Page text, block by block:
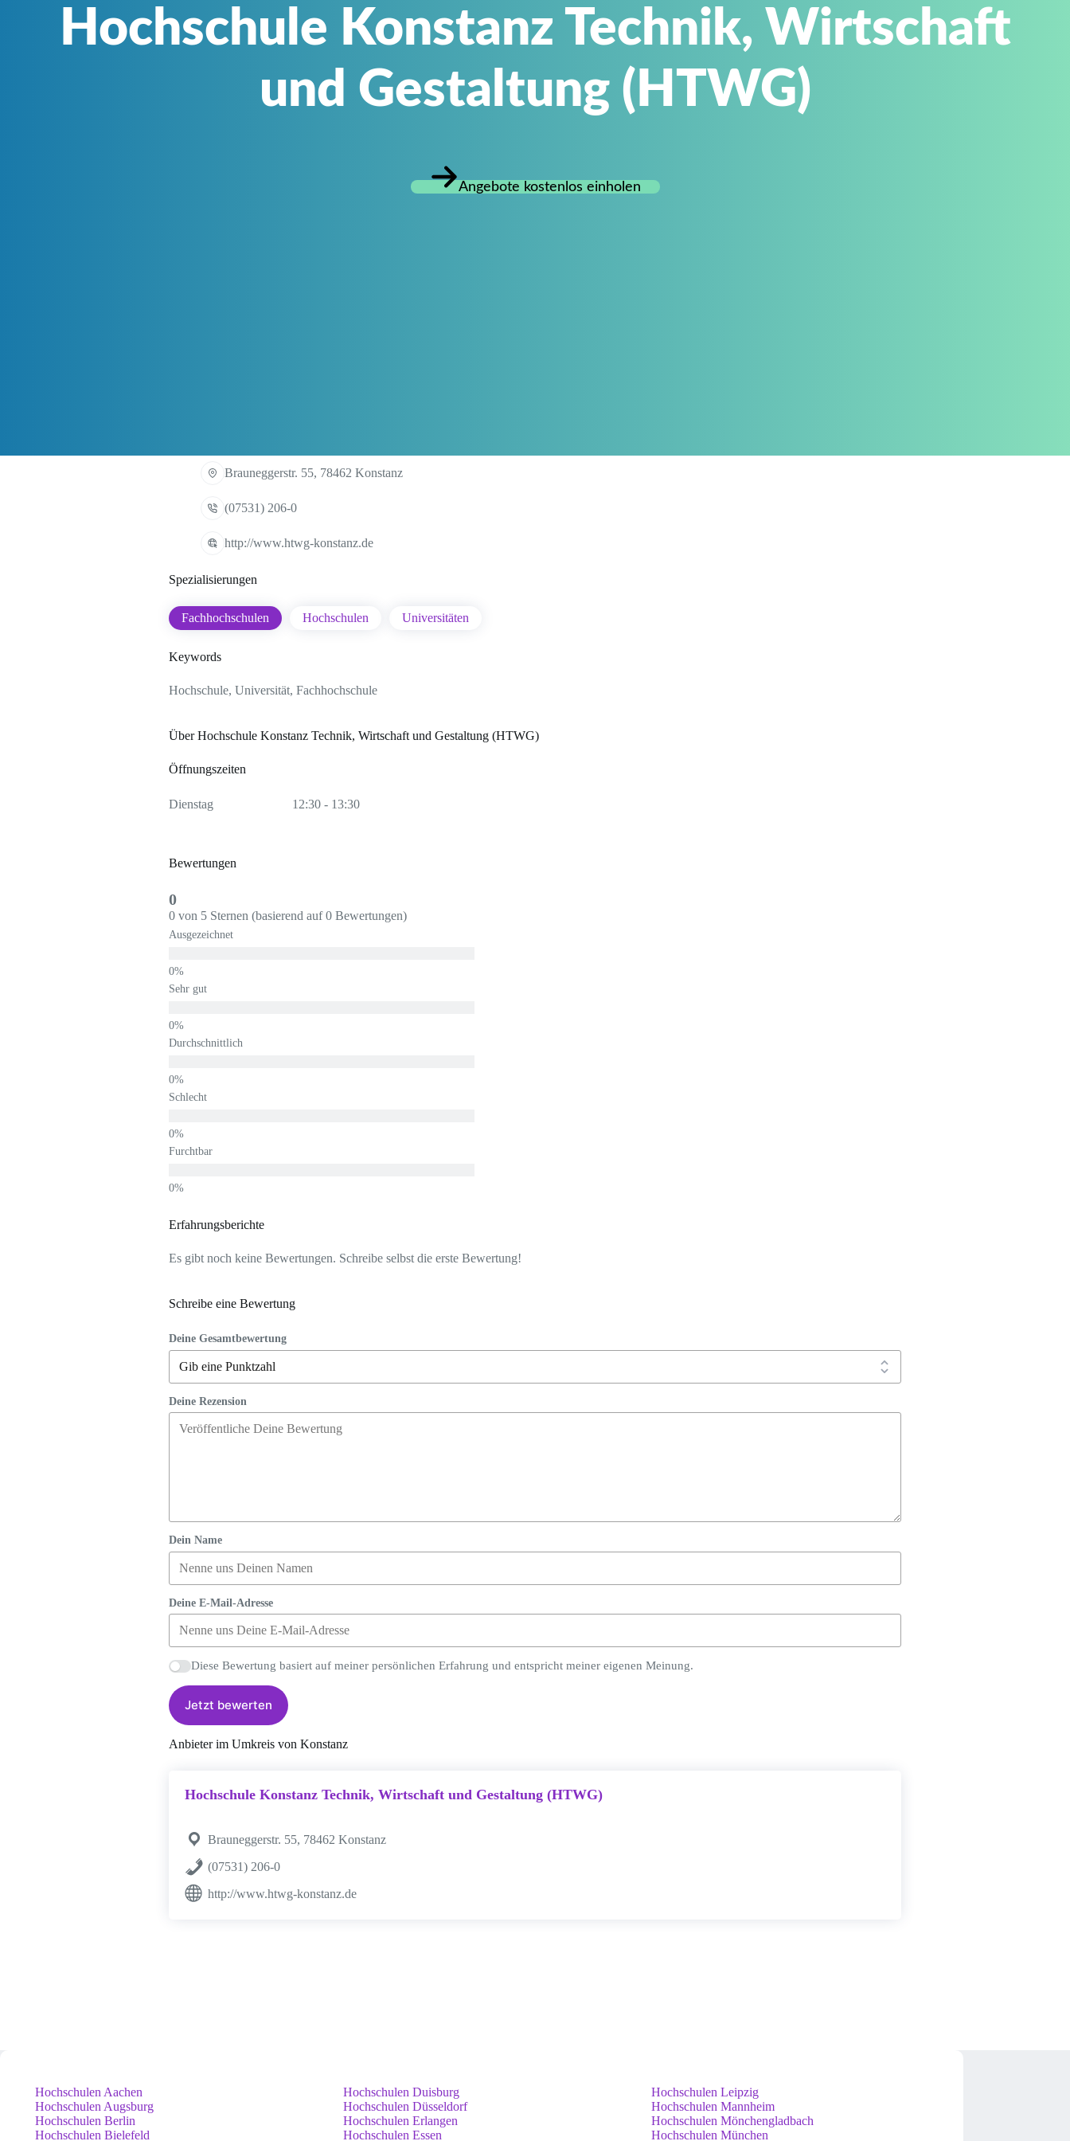
Hochschule Konstanz Technik, Wirtschaft
und Gestaltung (HTWG)
Angebote kostenlos einholen
Brauneggerstr. 55, 78462 Konstanz
(07531) 206-0
http://www.htwg-konstanz.de
Spezialisierungen
Fachhochschulen Hochschulen Universitäten
Keywords
Hochschule, Universität, Fachhochschule
Über Hochschule Konstanz Technik, Wirtschaft und Gestaltung (HTWG)
Öffnungszeiten
Dienstag 12:30 - 13:30
Bewertungen
0
0 von 5 Sternen (basierend auf 0 Bewertungen)
Ausgezeichnet
Sehr gut
Durchschnittlich
Schlecht
Furchtbar
Erfahrungsberichte
Es gibt noch keine Bewertungen. Schreibe selbst die erste Bewertung!
Schreibe eine Bewertung
Deine Gesamtbewertung
Deine Rezension
Dein Name
Deine E-Mail-Adresse
Diese Bewertung basiert auf meiner persönlichen Erfahrung und entspricht meiner eigenen Meinung.
Jetzt bewerten
Anbieter im Umkreis von Konstanz
Hochschule Konstanz Technik, Wirtschaft und Gestaltung (HTWG)
Brauneggerstr. 55, 78462 Konstanz
(07531) 206-0
http://www.htwg-konstanz.de
Hochschulen Aachen
Hochschulen Augsburg
Hochschulen Berlin
Hochschulen Bielefeld
Hochschulen Duisburg
Hochschulen Düsseldorf
Hochschulen Erlangen
Hochschulen Essen
Hochschulen Leipzig
Hochschulen Mannheim
Hochschulen Mönchengladbach
Hochschulen München